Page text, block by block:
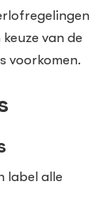
van de
voorkomen.
label alle